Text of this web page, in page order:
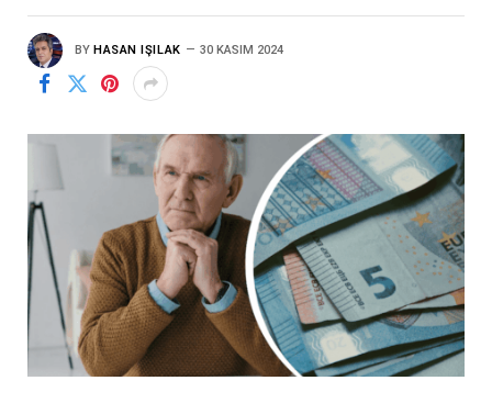
BY HASAN IŞILAK 30 KASIM 2024